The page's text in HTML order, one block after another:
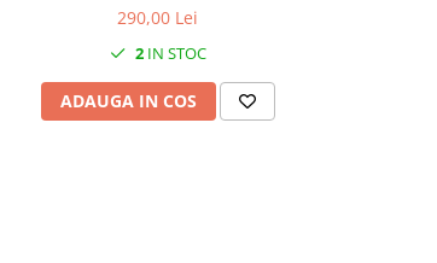
290,00 Lei
2IN STOC
ADAUGA IN COS